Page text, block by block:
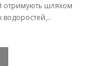
отримують шляхом
водоростей,..